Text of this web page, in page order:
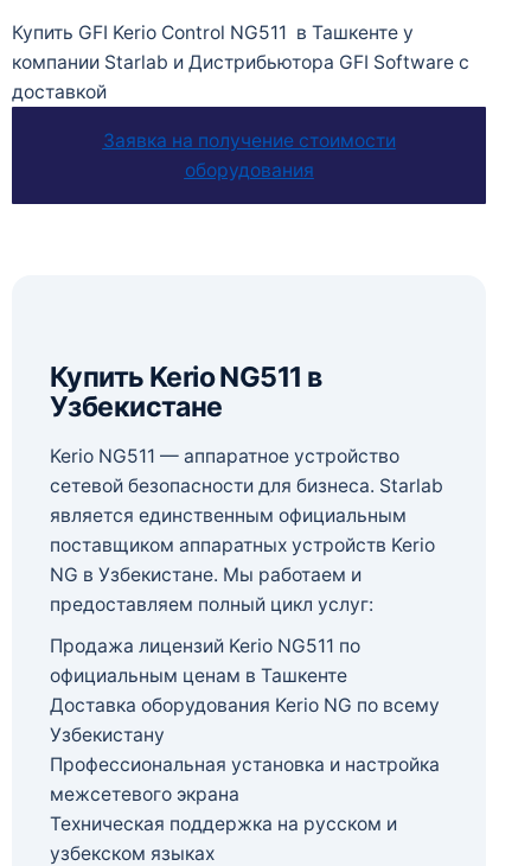
Купить GFI Kerio Control NG511 в Ташкенте у
компании Starlab и Дистрибьютора GFI Software с
доставкой
Заявка на получение стоимости
оборудования
Купить Kerio NG511 в
Узбекистане
Kerio NG511 — аппаратное устройство
сетевой безопасности для бизнеса. Starlab
является единственным официальным
поставщиком аппаратных устройств Kerio
NG в Узбекистане. Мы работаем и
предоставляем полный цикл услуг:
Продажа лицензий Kerio NG511 по
официальным ценам в Ташкенте
Доставка оборудования Kerio NG по всему
Узбекистану
Профессиональная установка и настройка
межсетевого экрана
Техническая поддержка на русском и
узбекском языках